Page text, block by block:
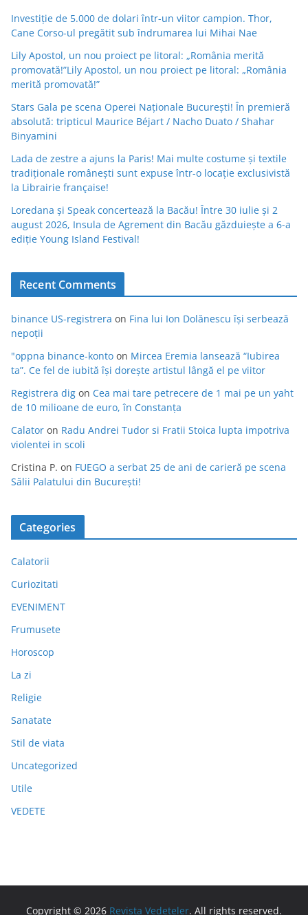
Investiție de 5.000 de dolari într-un viitor campion. Thor,
Cane Corso-ul pregătit sub îndrumarea lui Mihai Nae
Lily Apostol, un nou proiect pe litoral: „România merită
promovată!”Lily Apostol, un nou proiect pe litoral: „România
merită promovată!”
Stars Gala pe scena Operei Naționale București! În premieră
absolută: tripticul Maurice Béjart / Nacho Duato / Shahar
Binyamini
Lada de zestre a ajuns la Paris! Mai multe costume și textile
tradiționale românești sunt expuse într-o locație exclusivistă
la Librairie française!
Loredana și Speak concertează la Bacău! Între 30 iulie și 2
august 2026, Insula de Agrement din Bacău găzduiește a 6-a
ediție Young Island Festival!
Recent Comments
binance US-registrera on Fina lui Ion Dolănescu își serbează
nepoții
"oppna binance-konto on Mircea Eremia lansează “Iubirea
ta”. Ce fel de iubită își dorește artistul lângă el pe viitor
Registrera dig on Cea mai tare petrecere de 1 mai pe un yaht
de 10 milioane de euro, în Constanța
Calator on Radu Andrei Tudor si Fratii Stoica lupta impotriva
violentei in scoli
Cristina P. on FUEGO a serbat 25 de ani de carieră pe scena
Sălii Palatului din București!
Categories
Calatorii
Curiozitati
EVENIMENT
Frumusete
Horoscop
La zi
Religie
Sanatate
Stil de viata
Uncategorized
Utile
VEDETE
Copyright © 2026 Revista Vedeteler. All rights reserved.